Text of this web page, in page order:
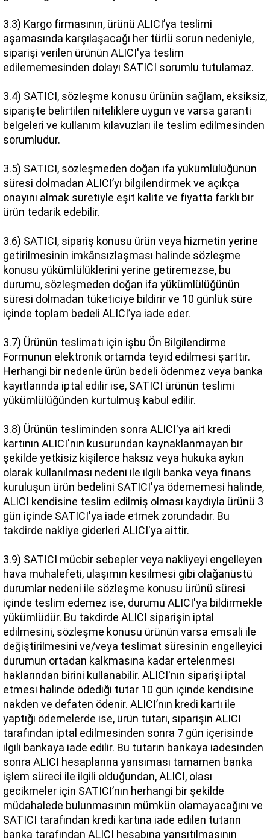
3.3) Kargo firmasının, ürünü ALICI’ya teslimi
aşamasında karşılaşacağı her türlü sorun nedeniyle,
siparişi verilen ürünün ALICI'ya teslim
edilememesinden dolayı SATICI sorumlu tutulamaz.
3.4) SATICI, sözleşme konusu ürünün sağlam, eksiksiz,
siparişte belirtilen niteliklere uygun ve varsa garanti
belgeleri ve kullanım kılavuzları ile teslim edilmesinden
sorumludur.
3.5) SATICI, sözleşmeden doğan ifa yükümlülüğünün
süresi dolmadan ALICI’yı bilgilendirmek ve açıkça
onayını almak suretiyle eşit kalite ve fiyatta farklı bir
ürün tedarik edebilir.
3.6) SATICI, sipariş konusu ürün veya hizmetin yerine
getirilmesinin imkânsızlaşması halinde sözleşme
konusu yükümlülüklerini yerine getiremezse, bu
durumu, sözleşmeden doğan ifa yükümlülüğünün
süresi dolmadan tüketiciye bildirir ve 10 günlük süre
içinde toplam bedeli ALICI’ya iade eder.
3.7) Ürünün teslimatı için işbu Ön Bilgilendirme
Formunun elektronik ortamda teyid edilmesi şarttır.
Herhangi bir nedenle ürün bedeli ödenmez veya banka
kayıtlarında iptal edilir ise, SATICI ürünün teslimi
yükümlülüğünden kurtulmuş kabul edilir.
3.8) Ürünün tesliminden sonra ALICI'ya ait kredi
kartının ALICI'nın kusurundan kaynaklanmayan bir
şekilde yetkisiz kişilerce haksız veya hukuka aykırı
olarak kullanılması nedeni ile ilgili banka veya finans
kuruluşun ürün bedelini SATICI'ya ödememesi halinde,
ALICI kendisine teslim edilmiş olması kaydıyla ürünü 3
gün içinde SATICI'ya iade etmek zorundadır. Bu
takdirde nakliye giderleri ALICI'ya aittir.
3.9) SATICI mücbir sebepler veya nakliyeyi engelleyen
hava muhalefeti, ulaşımın kesilmesi gibi olağanüstü
durumlar nedeni ile sözleşme konusu ürünü süresi
içinde teslim edemez ise, durumu ALICI'ya bildirmekle
yükümlüdür. Bu takdirde ALICI siparişin iptal
edilmesini, sözleşme konusu ürünün varsa emsali ile
değiştirilmesini ve/veya teslimat süresinin engelleyici
durumun ortadan kalkmasına kadar ertelenmesi
haklarından birini kullanabilir. ALICI'nın siparişi iptal
etmesi halinde ödediği tutar 10 gün içinde kendisine
nakden ve defaten ödenir. ALICI’nın kredi kartı ile
yaptığı ödemelerde ise, ürün tutarı, siparişin ALICI
tarafından iptal edilmesinden sonra 7 gün içerisinde
ilgili bankaya iade edilir. Bu tutarın bankaya iadesinden
sonra ALICI hesaplarına yansıması tamamen banka
işlem süreci ile ilgili olduğundan, ALICI, olası
gecikmeler için SATICI’nın herhangi bir şekilde
müdahalede bulunmasının mümkün olamayacağını ve
SATICI tarafından kredi kartına iade edilen tutarın
banka tarafından ALICI hesabına yansıtılmasının